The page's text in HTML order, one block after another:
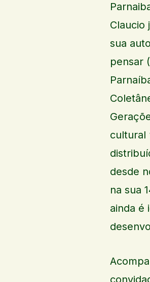
Claucio
sua
pensar
cultural
desde
na sua
ainda é